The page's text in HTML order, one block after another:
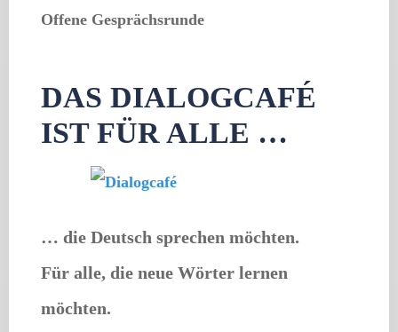
Offene Gesprächsrunde
DAS DIALOGCAFÉ
IST FÜR ALLE …
… die Deutsch sprechen möchten.
Für alle, die neue Wörter lernen
möchten.